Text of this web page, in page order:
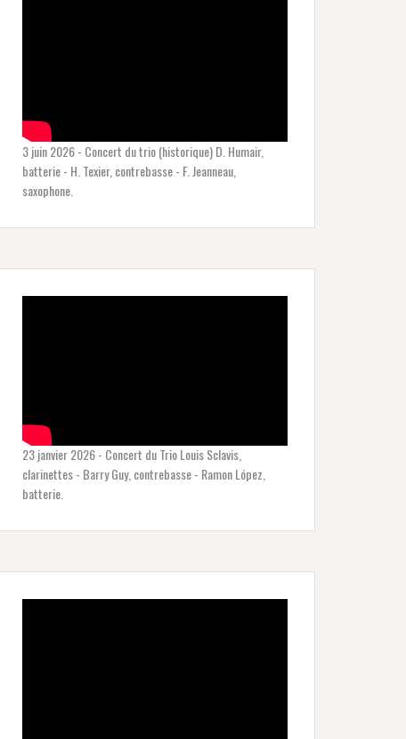
3 juin 2026 - Concert du trio (historique) D. Humair,
batterie - H. Texier, contrebasse - F. Jeanneau,
saxophone.
23 janvier 2026 - Concert du Trio Louis Sclavis,
clarinettes - Barry Guy, contrebasse - Ramon López,
batterie.